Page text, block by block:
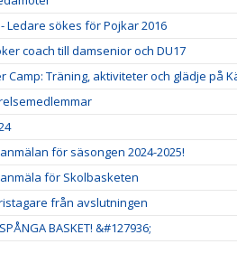
Ledare sökes för Pojkar 2016
coach till damsenior och DU17
Camp: Träning, aktiviteter och glädje på
för säsongen 2024-2025!
för Skolbasketen
från avslutningen
BASKET! &#127936;